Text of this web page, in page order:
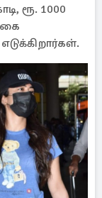
ரூ. 1000